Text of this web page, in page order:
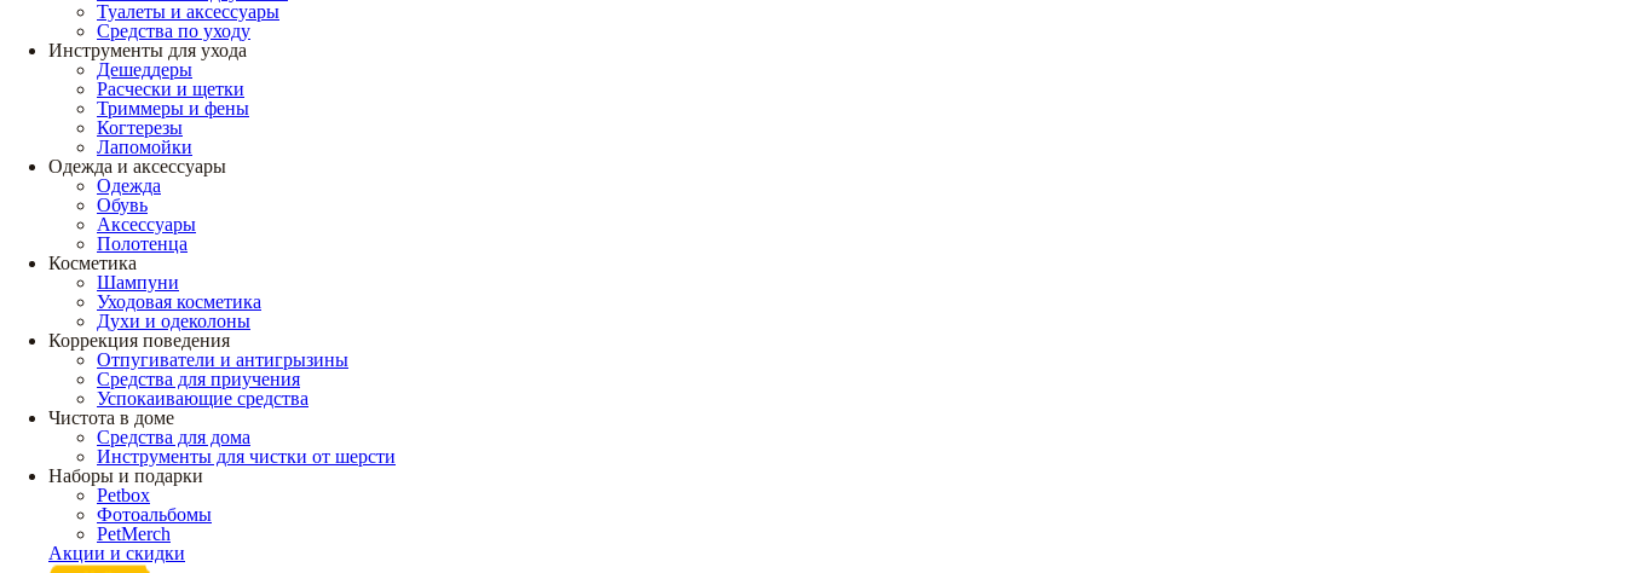
Туалеты и аксессуары
Средства по уходу
Инструменты для ухода
Дешеддеры
Расчески и щетки
Триммеры и фены
Когтерезы
Лапомойки
Одежда и аксессуары
Одежда
Обувь
Аксессуары
Полотенца
Косметика
Шампуни
Уходовая косметика
Духи и одеколоны
Коррекция поведения
Отпугиватели и антигрызины
Средства для приучения
Успокаивающие средства
Чистота в доме
Средства для дома
Инструменты для чистки от шерсти
Наборы и подарки
Petbox
Фотоальбомы
PetMerch
Акции и скидки